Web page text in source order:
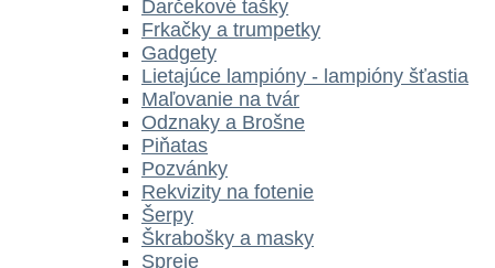
Darčekové tašky
Frkačky a trumpetky
Gadgety
Lietajúce lampióny - lampióny šťastia
Maľovanie na tvár
Odznaky a Brošne
Piňatas
Pozvánky
Rekvizity na fotenie
Šerpy
Škrabošky a masky
Spreje